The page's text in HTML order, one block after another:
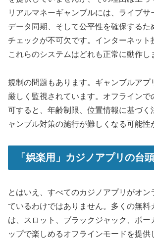
リアルマネーギャンブルには、ライブサ
データ同期、そして公平性を確保するた
チェックが不可欠です。インターネット
これらのシステムはどれも正常に動作し
規制の問題もあります。ギャンブルアプ
厳しく監視されています。オフラインで
可すると、年齢制限、位置情報に基づく
ャンブル対策の施行が難しくなる可能性
「娯楽用」カジノアプリの台頭
とはいえ、すべてのカジノアプリがオン
ているわけではありません。多くの無料
は、スロット、ブラックジャック、ポー
ップで楽しめるオフラインモードを提供